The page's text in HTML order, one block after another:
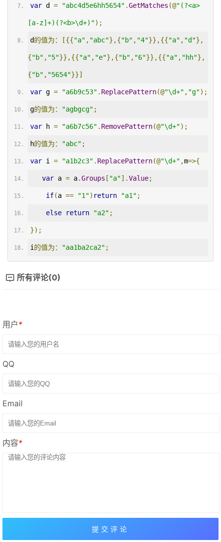
var d = "abc4d5e6hh5654" .GetMatches (@"(?<a>
[a-z]+)(?<b>\d+)");
d的值为：[{{"a" , "abc"},{"b" , "4"}},{{"a" , "d"},
{"b" , "5"}},{{"a" , "e"},{"b" , "6"}},{{"a" , "hh"},
{"b" , "5654"}}]
var g = "a6b9c53" . ReplacePattern(@"\d+" , "g");
g的值为： "agbgcg" ;
var h = "a6b7c56" . RemovePattern(@"\d+");
h的值为： "abc" ;
var i = "a1b2c3" . ReplacePattern(@"\d+" ,m=>{
var a = a.Groups [ "a"].Value;
if(a == "1") return "a1" ;
else return "a2" ;
});
i 的值为： "aa1ba2ca2" ;
所有评论(0)
用户*
QQ
Email
内容*